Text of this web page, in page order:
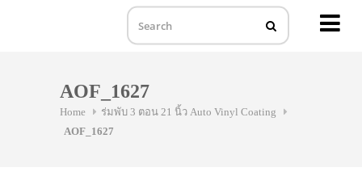
AOF_1627
Home
ร่มพับ 3 ตอน 21 นิ้ว Auto Vinyl Coating
AOF_1627